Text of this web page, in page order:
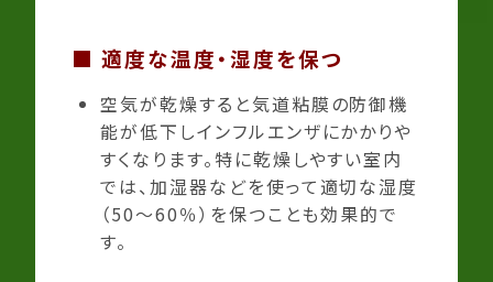
■ 適度な温度・湿度を保つ
空気が乾燥すると気道粘膜の防御機
能が低下しインフルエンザにかかりや
すくなります。特に乾燥しやすい室内
では、加湿器などを使って適切な湿度
（50～60％）を保つことも効果的で
す。